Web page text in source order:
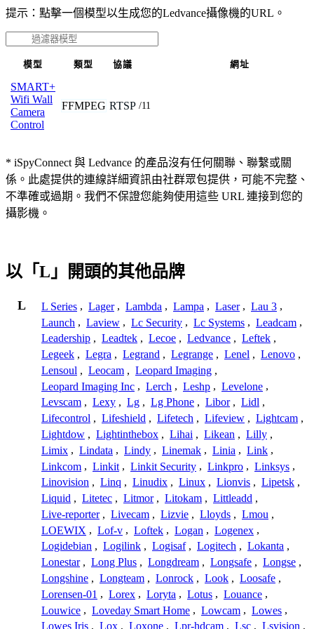
提示：點擊一個模型以生成您的Ledvance攝像機的URL。
模型 類型 協議 網址
SMART+
Wifi Wall
Camera
Control
FFMPEG RTSP /11
* iSpyConnect 與 Ledvance 的產品沒有任何關聯、聯繫或關
係。此處提供的連線詳細資訊由社群眾包提供，可能不完整、
不準確或過期。我們不保證您能夠使用這些 URL 連接到您的
攝影機。
以「L」開頭的其他品牌
L L Series , Lager , Lambda , Lampa , Laser , Lau 3 ,
Launch , Laview , Lc Security , Lc Systems , Leadcam ,
Leadership , Leadtek , Lecoe , Ledvance , Leftek ,
Legeek , Legra , Legrand , Legrange , Lenel , Lenovo ,
Lensoul , Leocam , Leopard Imaging ,
Leopard Imaging Inc , Lerch , Leshp , Levelone ,
Levscam , Lexy , Lg , Lg Phone , Libor , Lidl ,
Lifecontrol , Lifeshield , Lifetech , Lifeview , Lightcam ,
Lightdow , Lightinthebox , Lihai , Likean , Lilly ,
Limix , Lindata , Lindy , Linemak , Linia , Link ,
Linkcom , Linkit , Linkit Security , Linkpro , Linksys ,
Linovision , Linq , Linudix , Linux , Lionvis , Lipetsk ,
Liquid , Litetec , Litmor , Litokam , Littleadd ,
Live-reporter , Livecam , Lizvie , Lloyds , Lmou ,
LOEWIX , Lof-v , Loftek , Logan , Logenex ,
Logidebian , Logilink , Logisaf , Logitech , Lokanta ,
Lonestar , Long Plus , Longdream , Longsafe , Longse ,
Longshine , Longteam , Lonrock , Look , Loosafe ,
Lorensen-01 , Lorex , Loryta , Lotus , Louance ,
Louwice , Loveday Smart Home , Lowcam , Lowes ,
Lowes Iris , Lox , Loxone , Lpr-hdcam , Lsc , Lsvision ,